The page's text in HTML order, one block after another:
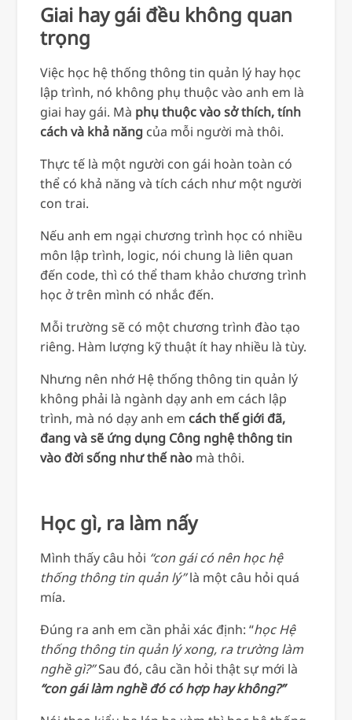
Giai hay gái đều không quan
trọng
Việc học hệ thống thông tin quản lý hay học
lập trình, nó không phụ thuộc vào anh em là
giai hay gái. Mà phụ thuộc vào sở thích, tính
cách và khả năngcủa mỗi người mà thôi.
Thực tế là một người con gái hoàn toàn có
thể có khả năng và tích cách như một người
con trai.
Nếu anh em ngại chương trình học có nhiều
môn lập trình, logic, nói chung là liên quan
đến code, thì có thể tham khảo chương trình
học ở trên mình có nhắc đến.
Mỗi trường sẽ có một chương trình đào tạo
riêng. Hàm lượng kỹ thuật ít hay nhiều là tùy.
Nhưng nên nhớ Hệ thống thông tin quản lý
không phải là ngành dạy anh em cách lập
trình, mà nó dạy anh em cách thế giới đã,
đang và sẽ ứng dụng Công nghệ thông tin
vào đời sống như thế nàomà thôi.
Học gì, ra làm nấy
Mình thấy câu hỏi “con gái có nên học hệ
thống thông tin quản lý”là một câu hỏi quá
mía.
Đúng ra anh em cần phải xác định: “học Hệ
thống thông tin quản lý xong, ra trường làm
nghề gì?”Sau đó, câu cần hỏi thật sự mới là
“con gái làm nghề đó có hợp hay không?”